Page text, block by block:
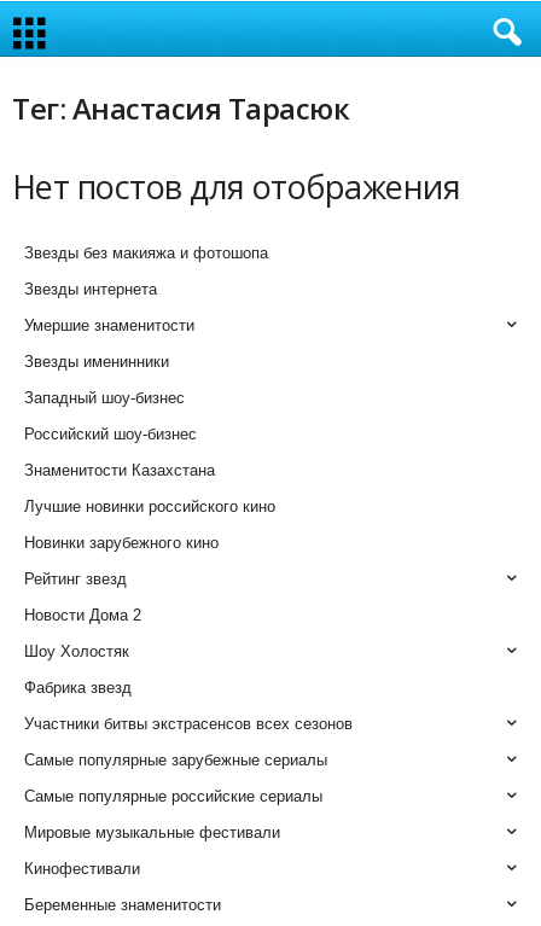
Тег: Анастасия Тарасюк
Нет постов для отображения
Звезды без макияжа и фотошопа
Звезды интернета
Умершие знаменитости
Звезды именинники
Западный шоу-бизнес
Российский шоу-бизнес
Знаменитости Казахстана
Лучшие новинки российского кино
Новинки зарубежного кино
Рейтинг звезд
Новости Дома 2
Шоу Холостяк
Фабрика звезд
Участники битвы экстрасенсов всех сезонов
Самые популярные зарубежные сериалы
Самые популярные российские сериалы
Мировые музыкальные фестивали
Кинофестивали
Беременные знаменитости